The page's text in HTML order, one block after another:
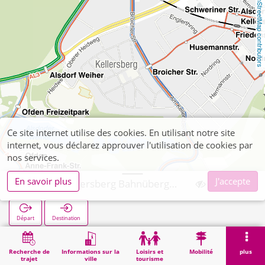
OpenStreetMap contributors
Recherche de
trajet
Informations sur la
ville
Loisirs et
tourisme
Mobilité plus
Départ Destination
Démarrage Alsdorf, Kellersberg Bahnübergang
Ce site internet utilise des cookies. En utilisant notre site
internet, vous déclarez approuver l'utilisation de cookies par
nos services.
En savoir plus
J'accepte